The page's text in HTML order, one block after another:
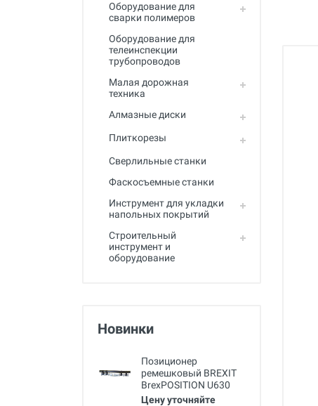
Оборудование для
сварки полимеров
Оборудование для
телеинспекции
трубопроводов
Малая дорожная
техника
Алмазные диски
Плиткорезы
Сверлильные станки
Фаскосъемные станки
Инструмент для укладки
напольных покрытий
Строительный
инструмент и
оборудование
Новинки
Позиционер
ремешковый BREXIT
BrexPOSITION U630
Цену уточняйте